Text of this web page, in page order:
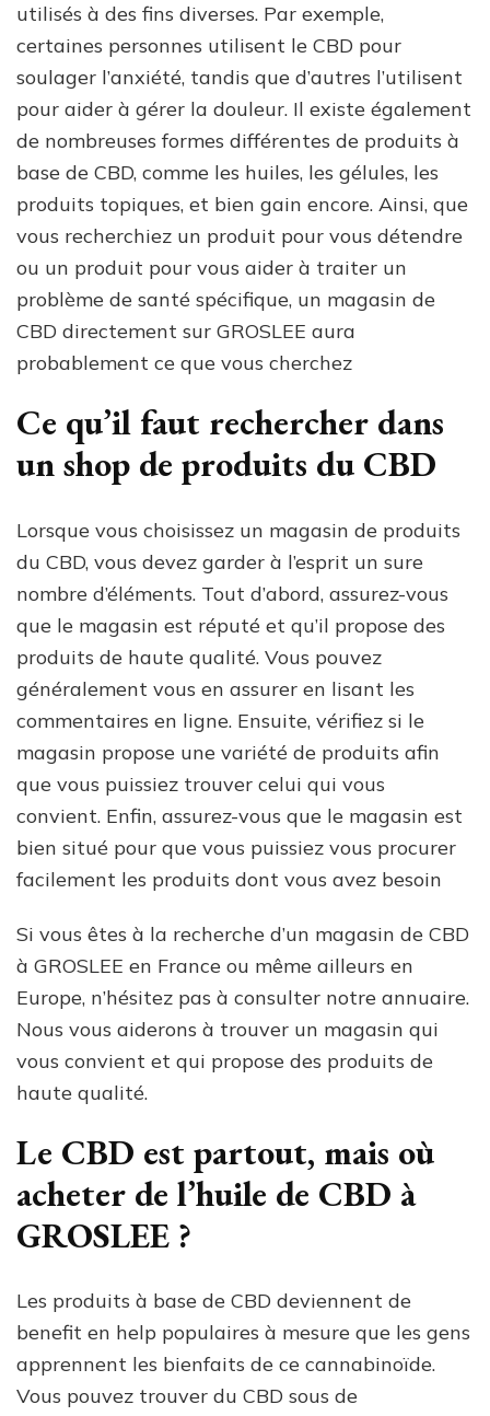
utilisés à des fins diverses. Par exemple,
certaines personnes utilisent le CBD pour
soulager l’anxiété, tandis que d’autres l’utilisent
pour aider à gérer la douleur. Il existe également
de nombreuses formes différentes de produits à
base de CBD, comme les huiles, les gélules, les
produits topiques, et bien gain encore. Ainsi, que
vous recherchiez un produit pour vous détendre
ou un produit pour vous aider à traiter un
problème de santé spécifique, un magasin de
CBD directement sur GROSLEE aura
probablement ce que vous cherchez
Ce qu’il faut rechercher dans
un shop de produits du CBD
Lorsque vous choisissez un magasin de produits
du CBD, vous devez garder à l’esprit un sure
nombre d’éléments. Tout d’abord, assurez-vous
que le magasin est réputé et qu’il propose des
produits de haute qualité. Vous pouvez
généralement vous en assurer en lisant les
commentaires en ligne. Ensuite, vérifiez si le
magasin propose une variété de produits afin
que vous puissiez trouver celui qui vous
convient. Enfin, assurez-vous que le magasin est
bien situé pour que vous puissiez vous procurer
facilement les produits dont vous avez besoin
Si vous êtes à la recherche d’un magasin de CBD
à GROSLEE en France ou même ailleurs en
Europe, n’hésitez pas à consulter notre annuaire.
Nous vous aiderons à trouver un magasin qui
vous convient et qui propose des produits de
haute qualité.
Le CBD est partout, mais où
acheter de l’huile de CBD à
GROSLEE ?
Les produits à base de CBD deviennent de
benefit en help populaires à mesure que les gens
apprennent les bienfaits de ce cannabinoïde.
Vous pouvez trouver du CBD sous de